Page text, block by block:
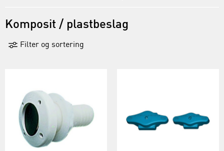
Komposit / plastbeslag
Filter og sortering